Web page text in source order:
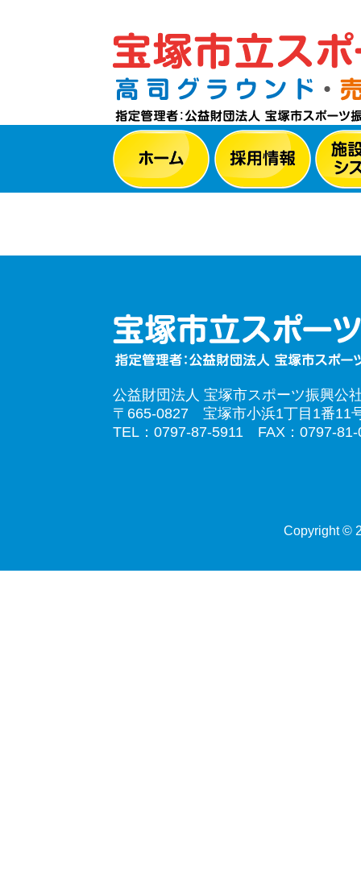
公益財団法人 宝塚市スポーツ振興公
〒665-0827 宝塚市小浜1丁目1番11
TEL：0797-87-5911 FAX：0797-81-
Copyright ©